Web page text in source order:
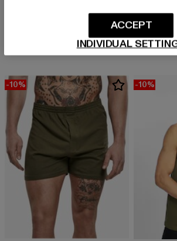
Derzeitiger Preis: 49,19 EUR
59,99 EURAktionspreis: 59,99 EUR
BRANDIT
Pure
52,19 EUR
Derzeitiger
-10% -10%
INDIVIDUAL
ACCEPT